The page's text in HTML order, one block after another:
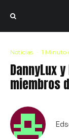
Noticias · 1 Minuto
DannyLux
miembros